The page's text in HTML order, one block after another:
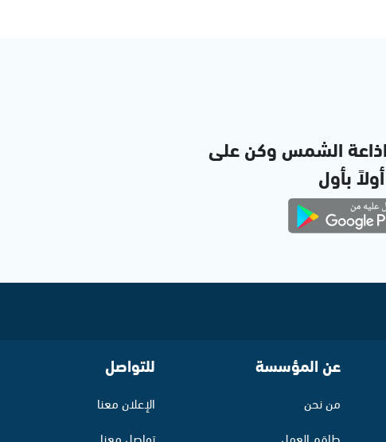
الشمس وكن على
بأول
عن المؤسسة
من نحن
للتواصل
الإعلان معنا